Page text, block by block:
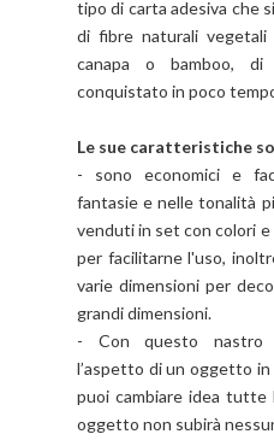
tipo di carta adesiva che
di fibre naturali vegetali
canapa o bamboo, di
conquistato in poco
Le sue caratteristiche
- sono economici e
fantasie e nelle tonalità
venduti in set con colori
per facilitarne l'uso,
varie dimensioni per
grandi dimensioni.
- Con questo nastro
l’aspetto di un oggetto
puoi cambiare idea
oggetto non subirà